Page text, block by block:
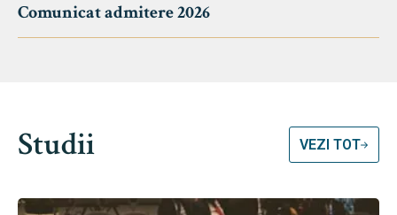
Comunicat admitere 2026
Studii VEZI TOT